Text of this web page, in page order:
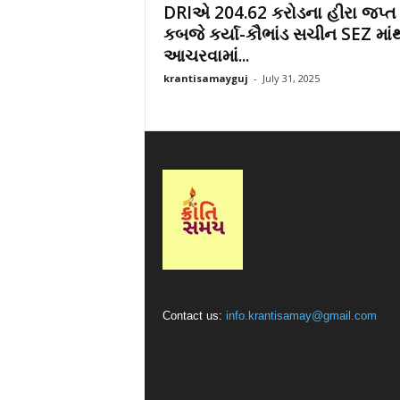
DRIએ 204.62 કરોડના હીરા જપ્ત
કબજે કર્યા-કૌભાંડ સચીન SEZ
આચરવામાં...
krantisamayguj - July 31, 2025
Contact us: info.krantisamay@gmail.com